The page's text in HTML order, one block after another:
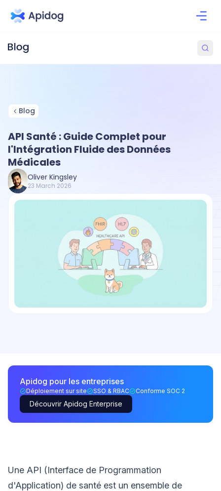
Blog
API Santé : Guide Complet pour
l'Intégration Fluide des Données
Médicales
Oliver Kingsley
23 March 2026
Apidog pour les entreprises
Déploiement sur site SSO & RBAC Conforme SOC 2
Découvrir Apidog Enterprise
Une API (Interface de Programmation
d'Application) de santé est un ensemble de